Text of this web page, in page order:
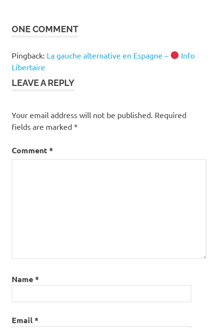
crise du
en
espagne
espagne
crise
rigueur
ONE COMMENT
Pingback: La gauche alternative en Espagne –
Info
Libertaire
LEAVE A REPLY
Your email address will not be published. Required
fields are marked *
Comment*
Name*
Email*